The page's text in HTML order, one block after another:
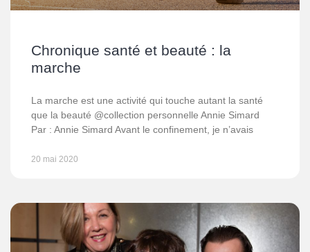
Chronique santé et beauté : la
marche
La marche est une activité qui touche autant la santé
que la beauté @collection personnelle Annie Simard
Par : Annie Simard Avant le confinement, je n’avais
20 mai 2020